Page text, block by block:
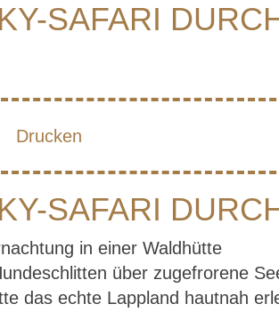
–
SAFARI
Drucken
SAFARI
in einer Waldhütte
über zugefrorene
das echte Lappland hautnah